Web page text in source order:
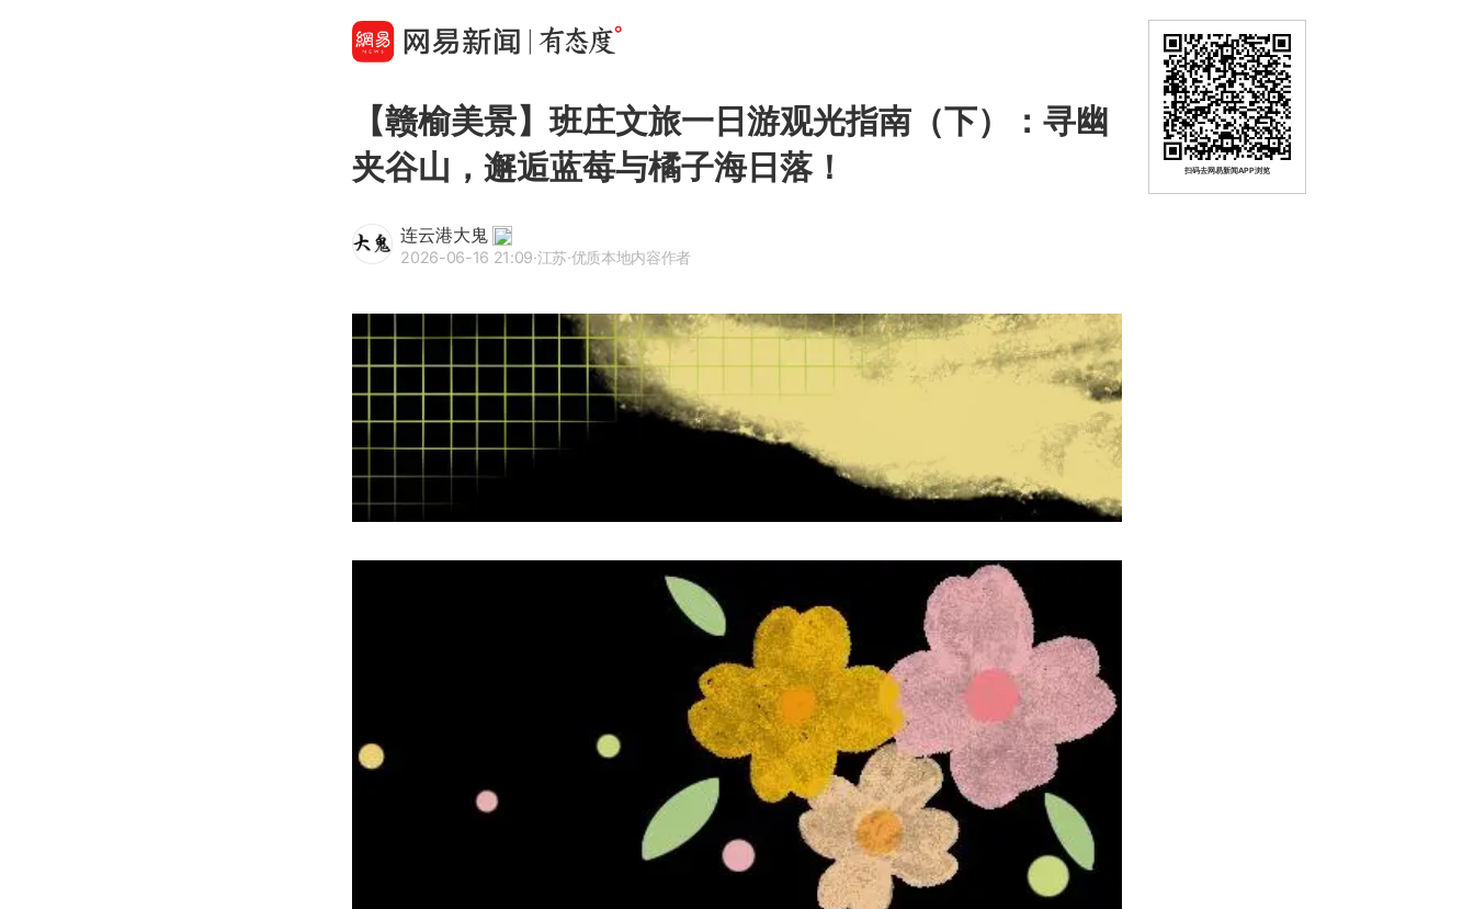
【赣榆美景】班庄文旅一日游观光指南（下）：寻幽
夹谷山，邂逅蓝莓与橘子海日落！
连云港大鬼
2026-06-16 21:09·江苏·优质本地内容作者
扫码去网易新闻APP浏览